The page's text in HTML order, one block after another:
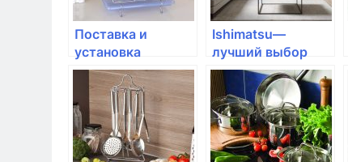
Поставка и
установка
бризеров в
детском саду
Ishimatsu—
лучший выбор
сплит-системы
для вашего дома